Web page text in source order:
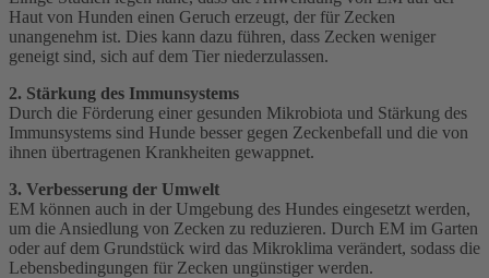
Haut von Hunden einen Geruch erzeugt, der für Zecken
unangenehm ist. Dies kann dazu führen, dass Zecken weniger
geneigt sind, sich auf dem Tier niederzulassen.
2. Stärkung des Immunsystems
Durch die Förderung einer gesunden Mikrobiota und Stärkung des
Immunsystems sind Hunde besser gegen Zeckenbefall und die von
ihnen übertragenen Krankheiten gewappnet.
3. Verbesserung der Umwelt
EM können auch in der Umgebung des Hundes eingesetzt werden,
um die Ansiedlung von Zecken zu reduzieren. Durch EM im Garten
oder auf dem Grundstück wird das Mikroklima verändert, sodass die
Lebensbedingungen für Zecken ungünstiger werden.